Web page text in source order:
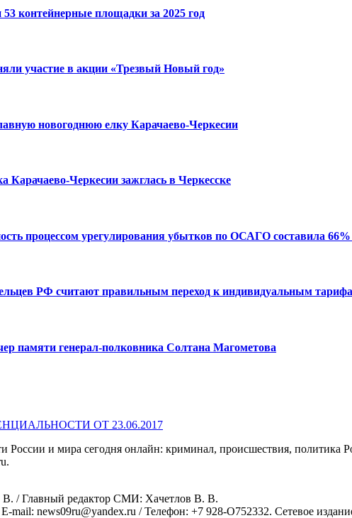
53 контейнерные площадки за 2025 год
участие в акции «Трезвый Новый год»
новогоднюю елку Карачаево-Черкесии
Карачаево-Черкесии зажглась в Черкесске
процессом урегулирования убытков по ОСАГО составила 66%
РФ считают правильным переход к индивидуальным
памяти генерал-полковника Солтана Магометова
ОТ 23.06.2017
России и мира сегодня онлайн: криминал, происшествия, политика
/ Главный редактор СМИ: Хaчeтлoв B. B.
mail: news09ru@yandex.ru / Телефон: +7 928-O752332. Сетевое